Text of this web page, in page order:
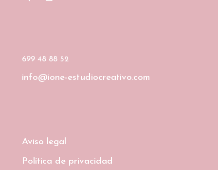
699 48 88 52
info@ione-estudiocreativo.com
Aviso legal
Política de privacidad